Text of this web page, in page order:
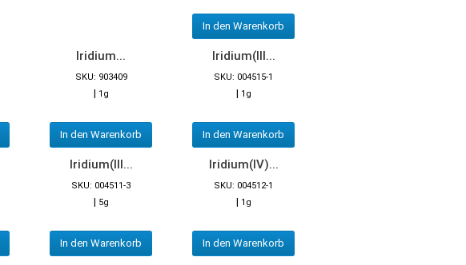
In den Warenkorb
Iridium...
SKU: 903409
| 1g
In den Warenkorb
Iridium(III...
SKU: 004515-1
| 1g
In den Warenkorb
Iridium(III...
SKU: 004511-3
| 5g
In den Warenkorb
Iridium(IV)...
SKU: 004512-1
| 1g
In den Warenkorb